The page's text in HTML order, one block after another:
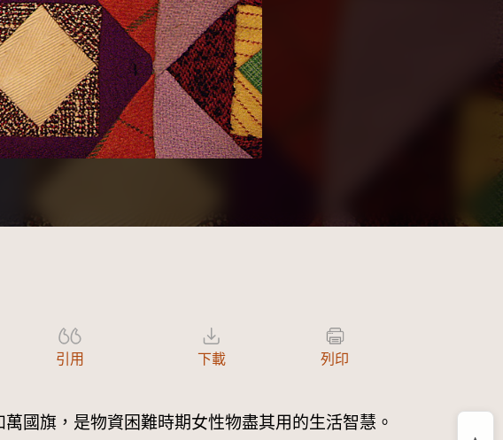
引用 下載 列印
國旗，是物資困難時期女性物盡其用的生活智慧。